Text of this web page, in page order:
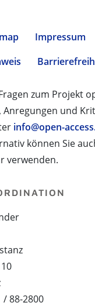
Impressum
zum Projekt
Anregungen und
info@open-
können Sie
verwenden.
/ 88-2800